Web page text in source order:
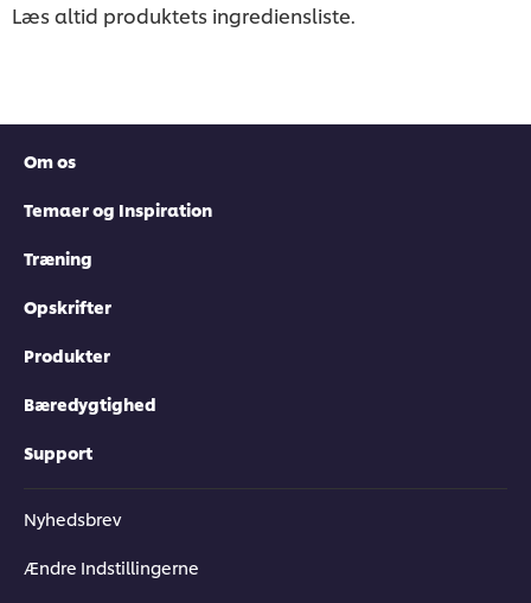
Læs altid produktets ingrediensliste.
Om os
Temaer og Inspiration
Træning
Opskrifter
Produkter
Bæredygtighed
Support
Nyhedsbrev
Ændre Indstillingerne